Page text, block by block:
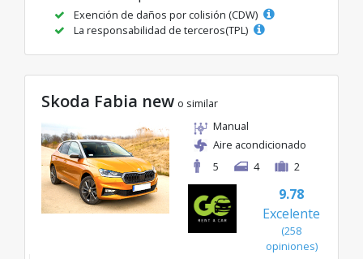
Exención de daños por colisión (CDW)
La responsabilidad de terceros(TPL)
Skoda Fabia new o similar
Manual
Aire acondicionado
5
4 2
9.78
Excelente
(258
opiniones)